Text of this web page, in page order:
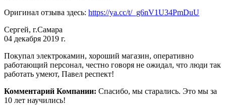
Оригинал отзыва здесь: https://ya.cc/t/_g6nV1U34PmDuU
Сергей, г.Самара
04 декабря 2019 г.
Покупал электрокамин, хороший магазин, оперативно
работающий персонал, честно говоря не ожидал, что люди так
работать умеют, Павел респект!
Комментарий Компании: Спасибо, мы старались. Это мы за
10 лет научились!